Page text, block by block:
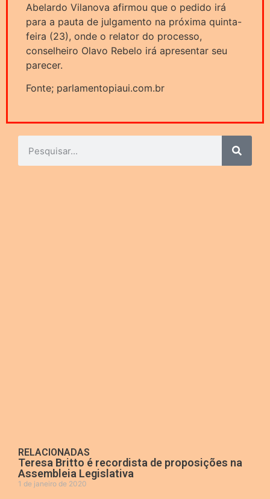
Abelardo Vilanova afirmou que o pedido irá
para a pauta de julgamento na próxima quinta-
feira (23), onde o relator do processo,
conselheiro Olavo Rebelo irá apresentar seu
parecer.
Fonte; parlamentopiaui.com.br
RELACIONADAS
Teresa Britto é recordista de proposições na
Assembleia Legislativa
1 de janeiro de 2020